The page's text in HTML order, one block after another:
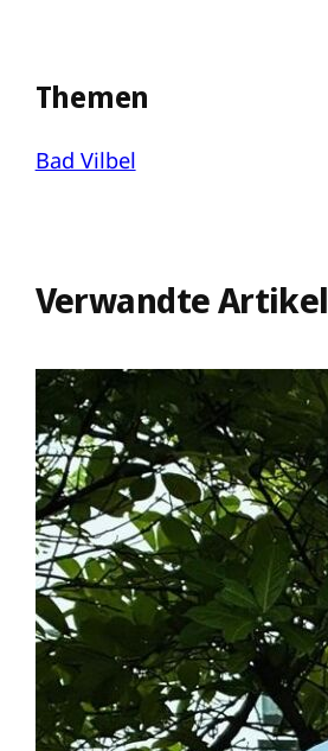
Themen
Bad Vilbel
Verwandte Artikel